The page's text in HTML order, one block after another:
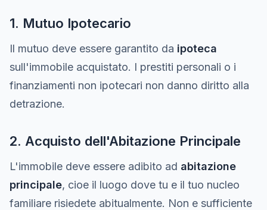
1. Mutuo Ipotecario
Il mutuo deve essere garantito da ipoteca
sull'immobile acquistato. I prestiti personali o i
finanziamenti non ipotecari non danno diritto alla
detrazione.
2. Acquisto dell'Abitazione Principale
L'immobile deve essere adibito ad abitazione
principale, cioe il luogo dove tu e il tuo nucleo
familiare risiedete abitualmente. Non e sufficiente